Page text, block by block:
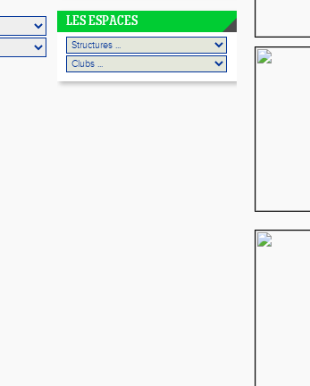
LES ESPACES